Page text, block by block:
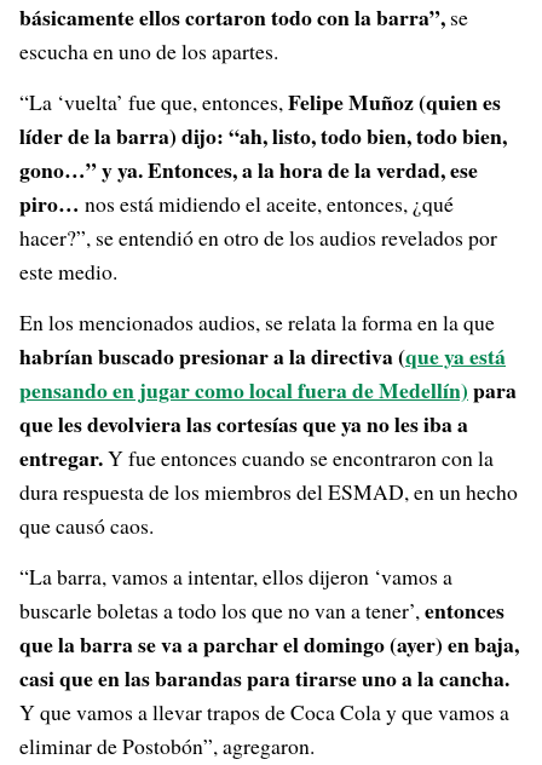
básicamente ellos cortaron todo con la barra”, se
escucha en uno de los apartes.
“La ‘vuelta’ fue que, entonces,Felipe Muñoz (quien es
líder de la barra) dijo: “ah, listo, todo bien, todo bien,
gono…” y ya. Entonces, a la hora de la verdad, ese
piro… nos está midiendo el aceite, entonces, ¿qué
hacer?”, se entendió en otro de los audios revelados por
este medio.
En los mencionados audios, se relata la forma en la que
habrían buscado presionar a la directiva (que ya está
pensando en jugar como local fuera de Medellín)para
que les devolviera las cortesías que ya no les iba a
entregar.Y fue entonces cuando se encontraron con la
dura respuesta de los miembros del ESMAD, en un hecho
que causó caos.
“La barra, vamos a intentar, ellos dijeron ‘vamos a
buscarle boletas a todo los que no van a tener’,entonces
que la barra se va a parchar el domingo (ayer) en baja,
casi que en las barandas para tirarse uno a la cancha.
Y que vamos a llevar trapos de Coca Cola y que vamos a
eliminar de Postobón”, agregaron.